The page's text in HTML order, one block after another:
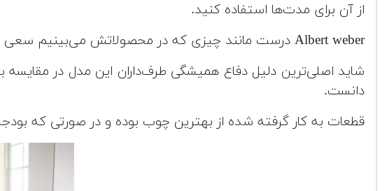
از آن برای مدت‌ها استفاده کنید.
Albert weber درست مانند چیزی که در محصولاتش می‌بینیم سعی کرده سبک طراحی منحصربه‌فرد را برای همگان به ارث بگذارد.
شاید اصلی‌ترین دلیل دفاع همیشگی طرف‌داران این مدل در
دانست.
قطعات به کار گرفته شده از بهترین چوب بوده و در صورتی که